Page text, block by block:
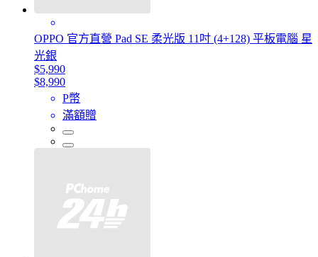
OPPO 官方直營 Pad SE 柔光版 11吋 (4+128) 平板電腦 星
光銀
$5,990
$8,990
P幣
滿額贈